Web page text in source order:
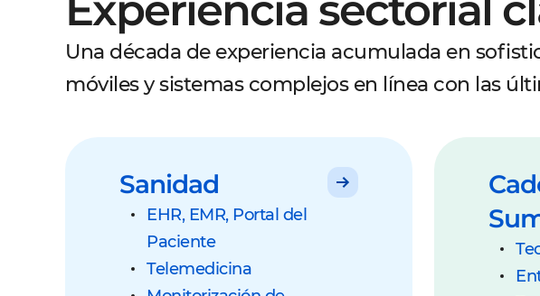
Una década de experiencia acumulada en
móviles y sistemas complejos en línea con las
Sanidad
EHR, EMR, Portal del
Paciente
Telemedicina